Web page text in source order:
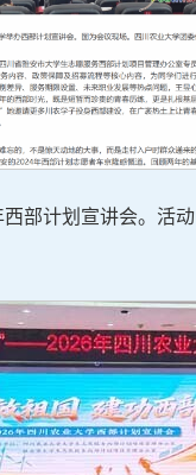
部计划宣讲会。活